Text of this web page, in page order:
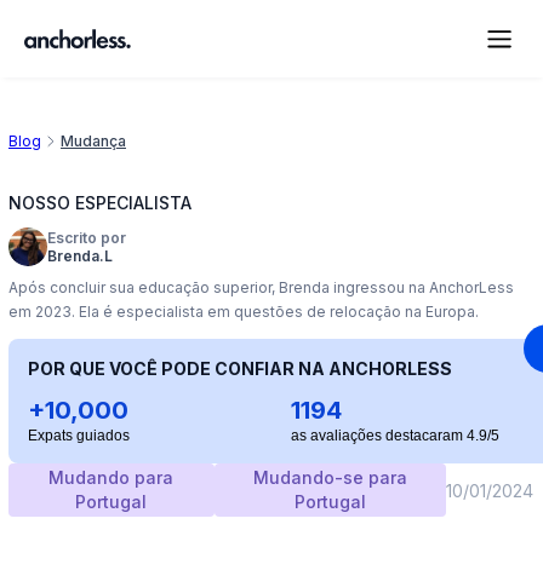
Blog Mudança
NOSSO ESPECIALISTA
Escrito por
Brenda.L
Após concluir sua educação superior, Brenda ingressou na AnchorLess
em 2023. Ela é especialista em questões de relocação na Europa.
POR QUE VOCÊ PODE CONFIAR NA ANCHORLESS
+10,000
Expats guiados
1194
as avaliações destacaram 4.9/5
Mudando para
Portugal
Mudando-se para
Portugal
10/01/2024